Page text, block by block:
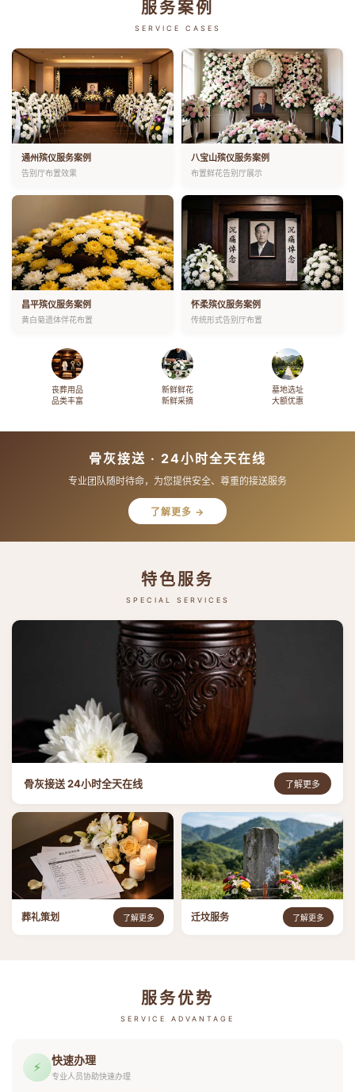
服务案例
SERVICE CASES
通州殡仪服务案例
告别厅布置效果
八宝山殡仪服务案例
布置鲜花告别厅展示
昌平殡仪服务案例
黄白菊遗体伴花布置
怀柔殡仪服务案例
传统形式告别厅布置
丧葬用品
品类丰富
新鲜鲜花
新鲜采摘
墓地选址
大额优惠
骨灰接送 · 24小时全天在线
专业团队随时待命，为您提供安全、尊重的接送服务
了解更多 →
特色服务
SPECIAL SERVICES
骨灰接送 24小时全天在线 了解更多
葬礼策划 了解更多 迁坟服务 了解更多
服务优势
SERVICE ADVANTAGE
⚡ 快速办理
专业人员协助快速办理